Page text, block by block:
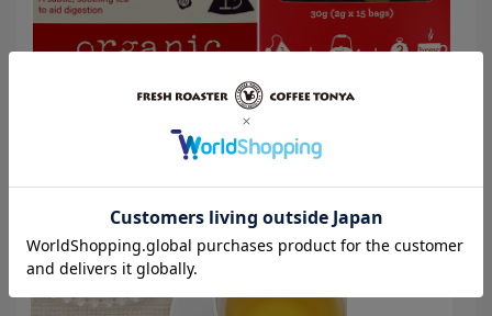
グリーニーピープスの
リラックスハーブティー
日常生活で心豊かに、気分をリックスさせるムードティー。
６種類の有機ハーブとスパイスをブレンド、スパイスの余韻の
後にハーブの優雅な香りが気分を和らげます。